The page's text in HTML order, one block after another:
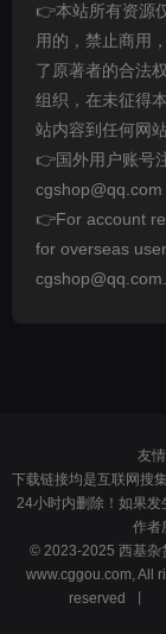
👉本站所有资源
用的，禁止商用
了原著者的合法
组织，在未征得
站内容到任何网
👉国外用户账号
cgshop@qq.com
👉For account
for overseas
cgshop@qq.com.
友
下载链接均是互联网搜
24小时内删除！如果发
作者
© 2023-2025 西基杂
www.cggou.com, All
reserved 丨